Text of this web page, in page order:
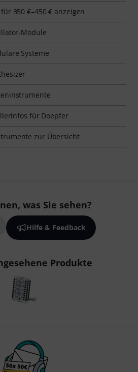
350 €–450 € anzeigen
Module
Systeme
für Doepfer
zur Übersicht
was Sie sehen?
Hilfe & Feedback
Produkte